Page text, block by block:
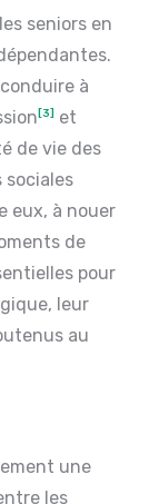
seniors en
à
[3] et
de vie des
sociales
eux, à nouer
de
pour
leur
au
une
les